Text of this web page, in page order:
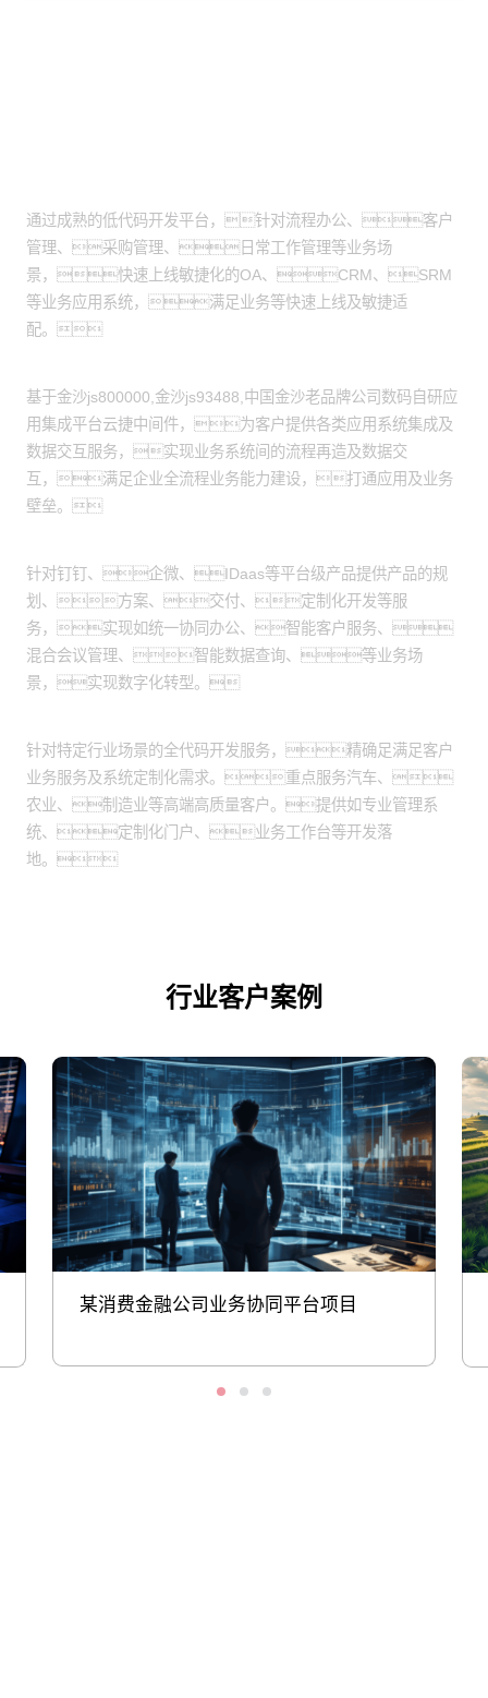
通过成熟的低代码开发平台，针对流程办公、客户
管理、采购管理、日常工作管理等业务场
景，快速上线敏捷化的OA、CRM、SRM
等业务应用系统，满足业务等快速上线及敏捷适
配。
基于金沙js800000,金沙js93488,中国金沙老品牌公司数码自研应
用集成平台云捷中间件，为客户提供各类应用系统集成及
数据交互服务，实现业务系统间的流程再造及数据交
互，满足企业全流程业务能力建设，打通应用及业务
壁垒。
针对钉钉、企微、IDaas等平台级产品提供产品的规
划、方案、交付、定制化开发等服
务，实现如统一协同办公、智能客户服务、
混合会议管理、智能数据查询、等业务场
景，实现数字化转型。
针对特定行业场景的全代码开发服务，精确足满足客户
业务服务及系统定制化需求。重点服务汽车、
农业、制造业等高端高质量客户。提供如专业管理系
统、定制化门户、业务工作台等开发落
地。
行业客户案例
某消费金融公司业务协同平台项目